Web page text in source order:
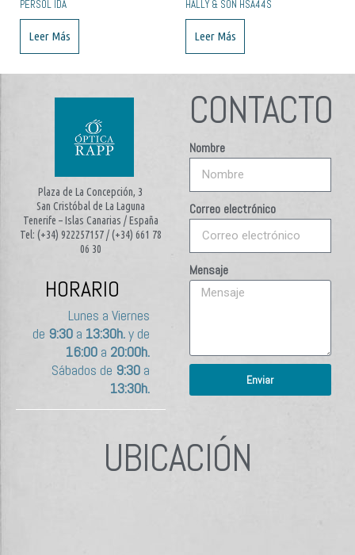
PERSOL IDA
Leer Más
HALLY & SON HSA44S
Leer Más
Plaza de La Concepción, 3
San Cristóbal de La Laguna
Tenerife – Islas Canarias / España
Tel: (+34) 922257157 / (+34) 661 78
06 30
HORARIO
Lunes a Viernes
de 9:30a 13:30h.y de
16:00a 20:00h.
Sábados de 9:30a
13:30h.
CONTACTO
Nombre
Correo electrónico
Mensaje
Enviar
UBICACIÓN